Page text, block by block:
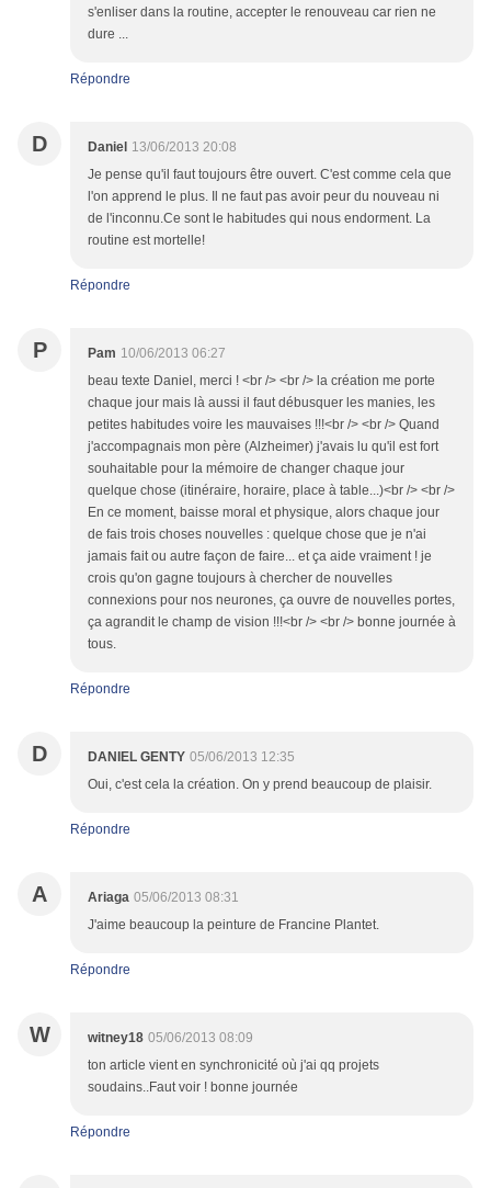
s'enliser dans la routine, accepter le renouveau car rien ne
dure ...
Répondre
D Daniel 13/06/2013 20:08
Je pense qu'il faut toujours être ouvert. C'est comme cela que
l'on apprend le plus. Il ne faut pas avoir peur du nouveau ni
de l'inconnu.Ce sont le habitudes qui nous endorment. La
routine est mortelle!
Répondre
P Pam 10/06/2013 06:27
beau texte Daniel, merci ! <br /> <br /> la création me porte
chaque jour mais là aussi il faut débusquer les manies, les
petites habitudes voire les mauvaises !!!<br /> <br /> Quand
j'accompagnais mon père (Alzheimer) j'avais lu qu'il est fort
souhaitable pour la mémoire de changer chaque jour
quelque chose (itinéraire, horaire, place à table...)<br /> <br />
En ce moment, baisse moral et physique, alors chaque jour
de fais trois choses nouvelles : quelque chose que je n'ai
jamais fait ou autre façon de faire... et ça aide vraiment ! je
crois qu'on gagne toujours à chercher de nouvelles
connexions pour nos neurones, ça ouvre de nouvelles portes,
ça agrandit le champ de vision !!!<br /> <br /> bonne journée à
tous.
Répondre
D DANIEL GENTY 05/06/2013 12:35
Oui, c'est cela la création. On y prend beaucoup de plaisir.
Répondre
A Ariaga 05/06/2013 08:31
J'aime beaucoup la peinture de Francine Plantet.
Répondre
W witney18 05/06/2013 08:09
ton article vient en synchronicité où j'ai qq projets
soudains..Faut voir ! bonne journée
Répondre